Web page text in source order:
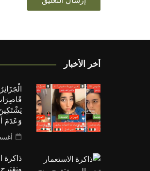
أخر الأخبار
وَعَدَمَ
أغسطس
ذاكرة